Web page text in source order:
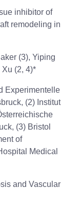
inhibitor of
remodeling in
(3), Yiping
(2, 4)*
Experimentelle
(2) Institut
(3) Bristol
of
Medical
and Vascular